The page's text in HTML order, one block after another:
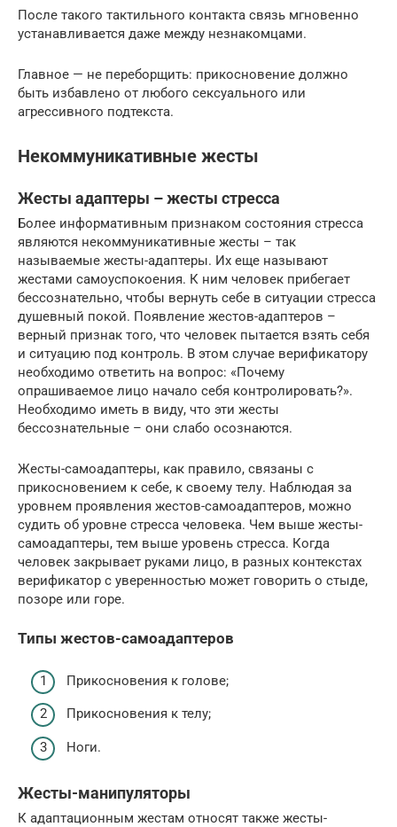
После такого тактильного контакта связь мгновенно
устанавливается даже между незнакомцами.
Главное — не переборщить: прикосновение должно
быть избавлено от любого сексуального или
агрессивного подтекста.
Некоммуникативные жесты
Жесты адаптеры – жесты стресса
Более информативным признаком состояния стресса
являются некоммуникативные жесты – так
называемые жесты-адаптеры. Их еще называют
жестами самоуспокоения. К ним человек прибегает
бессознательно, чтобы вернуть себе в ситуации стресса
душевный покой. Появление жестов-адаптеров –
верный признак того, что человек пытается взять себя
и ситуацию под контроль. В этом случае верификатору
необходимо ответить на вопрос: «Почему
опрашиваемое лицо начало себя контролировать?».
Необходимо иметь в виду, что эти жесты
бессознательные – они слабо осознаются.
Жесты-самоадаптеры, как правило, связаны с
прикосновением к себе, к своему телу. Наблюдая за
уровнем проявления жестов-самоадаптеров, можно
судить об уровне стресса человека. Чем выше жесты-
самоадаптеры, тем выше уровень стресса. Когда
человек закрывает руками лицо, в разных контекстах
верификатор с уверенностью может говорить о стыде,
позоре или горе.
Типы жестов-самоадаптеров
Прикосновения к голове;
Прикосновения к телу;
Ноги.
Жесты-манипуляторы
К адаптационным жестам относят также жесты-